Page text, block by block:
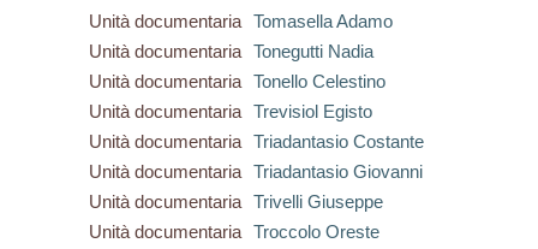
Unità documentaria
Tomasella Adamo
Unità documentaria
Tonegutti Nadia
Unità documentaria
Tonello Celestino
Unità documentaria
Trevisiol Egisto
Unità documentaria
Triadantasio Costante
Unità documentaria
Triadantasio Giovanni
Unità documentaria
Trivelli Giuseppe
Unità documentaria
Troccolo Oreste